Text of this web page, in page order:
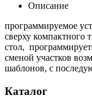
Описание
программируемое
сверху компактного
стол,
сменой участков
шаблонов, с
Каталог